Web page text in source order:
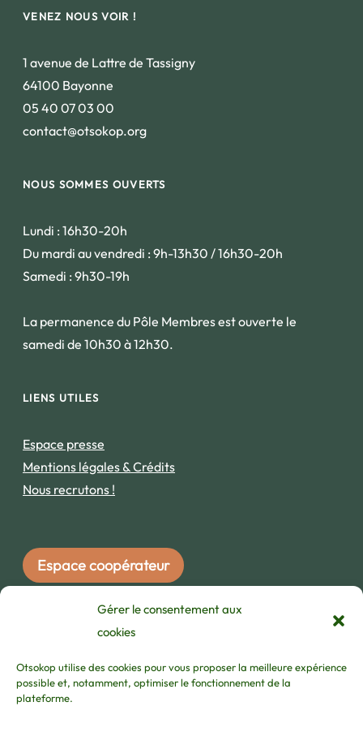
Gérer le consentement aux
cookies
Otsokop utilise des cookies pour vous proposer la meilleure expérience
possible et, notamment, optimiser le fonctionnement de la
plateforme.
VENEZ NOUS VOIR !
1 avenue de Lattre de Tassigny
64100 Bayonne
05 40 07 03 00
contact@otsokop.org
NOUS SOMMES OUVERTS
Lundi : 16h30-20h
Du mardi au vendredi : 9h-13h30 / 16h30-20h
Samedi : 9h30-19h
La permanence du Pôle Membres est ouverte le
samedi de 10h30 à 12h30.
LIENS UTILES
Espace presse
Mentions légales & Crédits
Nous recrutons !
Espace coopérateur
INSCRIVEZ-VOUS À NOTRE NEWSLETTER !